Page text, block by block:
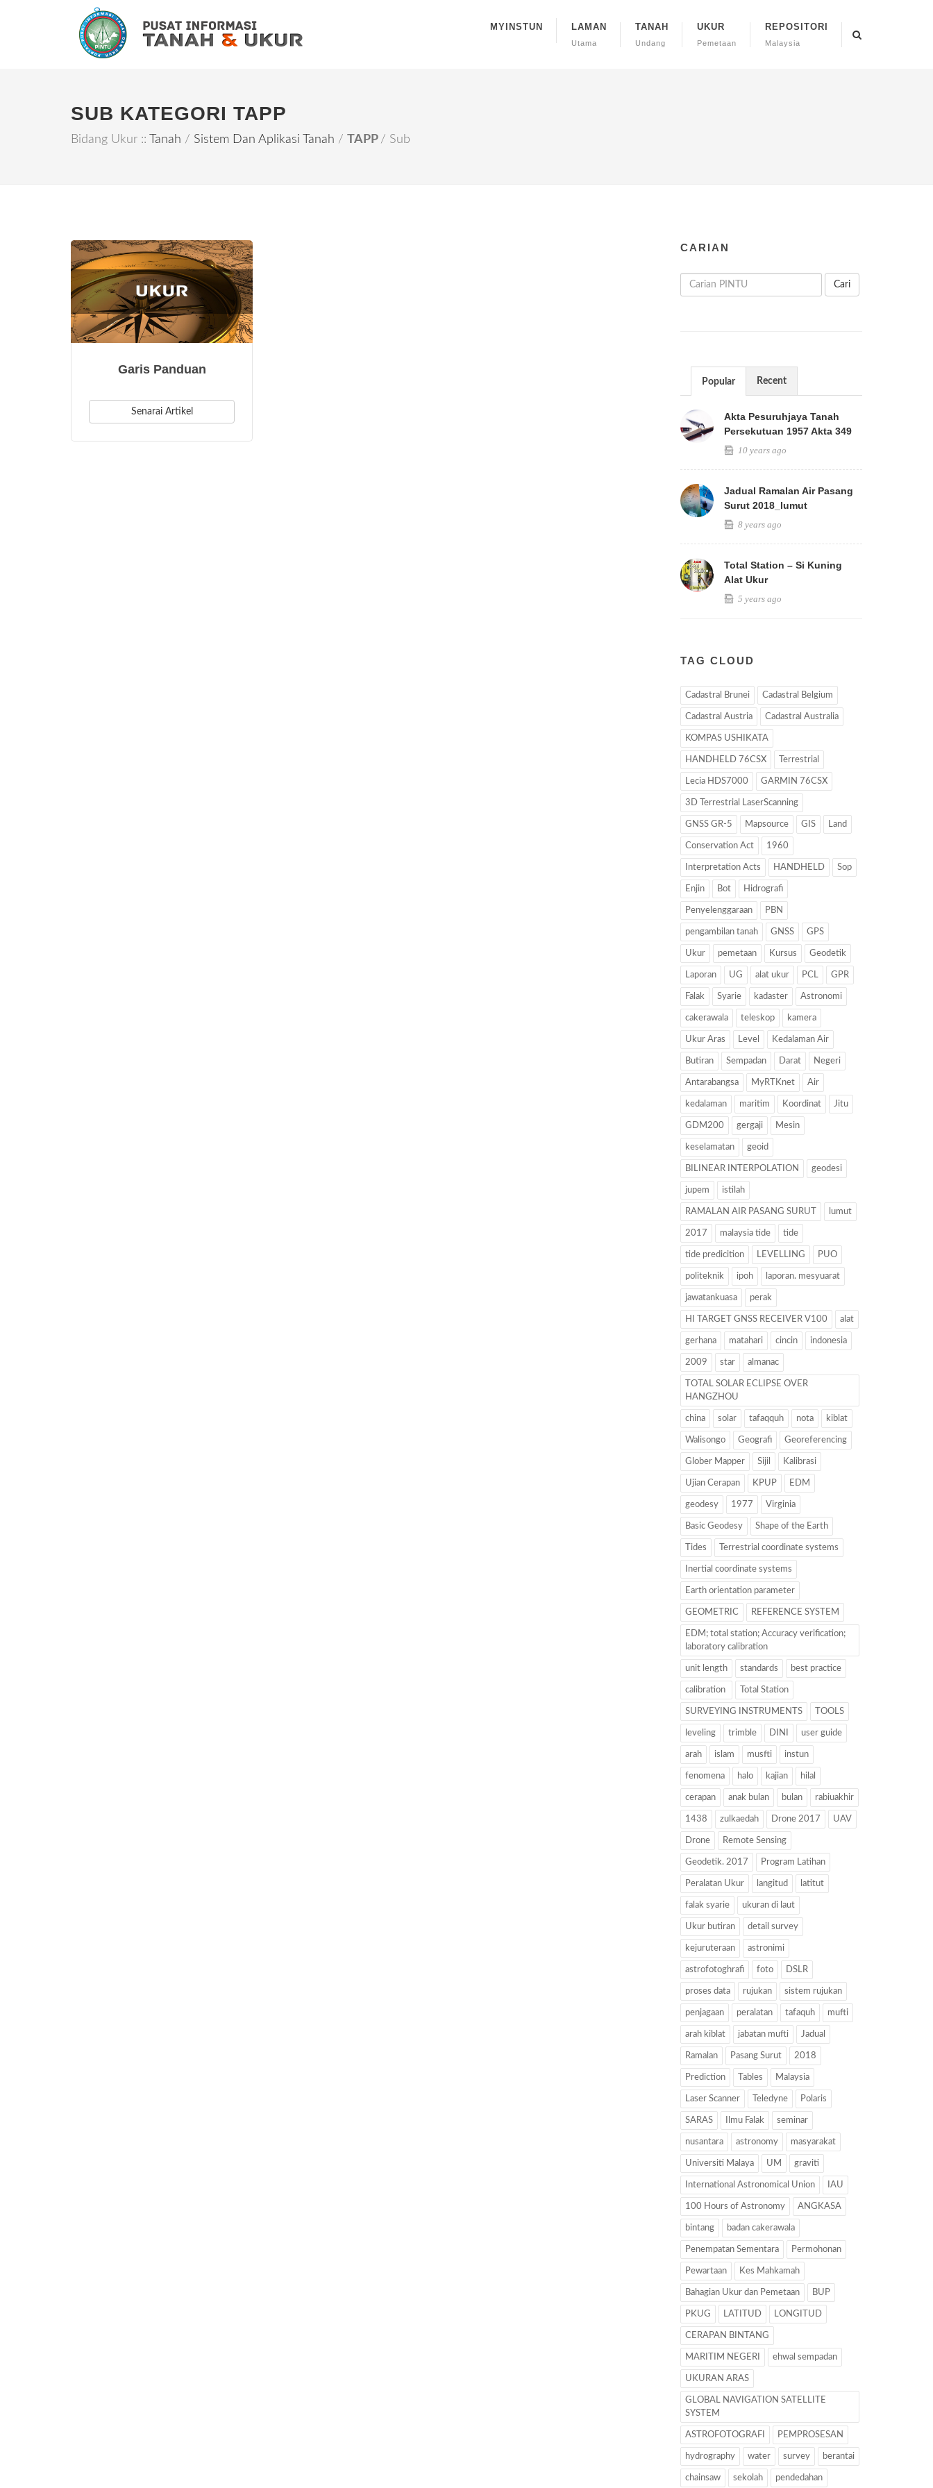
MYINSTUN LAMAN
Utama
TANAH
Undang
UKUR
Pemetaan
REPOSITORI
Malaysia
SUB KATEGORI TAPP
Bidang Ukur :: Tanah / Sistem Dan Aplikasi Tanah / TAPP / Sub
Garis Panduan
Senarai Artikel
CARIAN
Cari
Popular Recent
Akta Pesuruhjaya Tanah
Persekutuan 1957 Akta 349
10 years ago
Jadual Ramalan Air Pasang
Surut 2018_lumut
8 years ago
Total Station – Si Kuning
Alat Ukur
5 years ago
TAG CLOUD
Cadastral Brunei Cadastral Belgium
Cadastral Austria Cadastral Australia
KOMPAS USHIKATA
HANDHELD 76CSX Terrestrial
Lecia HDS7000 GARMIN 76CSX
3D Terrestrial LaserScanning
GNSS GR-5 Mapsource GIS Land
Conservation Act 1960
Interpretation Acts HANDHELD Sop
Enjin Bot Hidrografi
Penyelenggaraan PBN
pengambilan tanah GNSS GPS
Ukur pemetaan Kursus Geodetik
Laporan UG alat ukur PCL GPR
Falak Syarie kadaster Astronomi
cakerawala teleskop kamera
Ukur Aras Level Kedalaman Air
Butiran Sempadan Darat Negeri
Antarabangsa MyRTKnet Air
kedalaman maritim Koordinat Jitu
GDM200 gergaji Mesin
keselamatan geoid
BILINEAR INTERPOLATION geodesi
jupem istilah
RAMALAN AIR PASANG SURUT lumut
2017 malaysia tide tide
tide predicition LEVELLING PUO
politeknik ipoh laporan. mesyuarat
jawatankuasa perak
HI TARGET GNSS RECEIVER V100 alat
gerhana matahari cincin indonesia
2009 star almanac
TOTAL SOLAR ECLIPSE OVER
HANGZHOU
china solar tafaqquh nota kiblat
Walisongo Geografi Georeferencing
Glober Mapper Sijil Kalibrasi
Ujian Cerapan KPUP EDM
geodesy 1977 Virginia
Basic Geodesy Shape of the Earth
Tides Terrestrial coordinate systems
Inertial coordinate systems
Earth orientation parameter
GEOMETRIC REFERENCE SYSTEM
EDM; total station; Accuracy verification;
laboratory calibration
unit length standards best practice
calibration Total Station
SURVEYING INSTRUMENTS TOOLS
leveling trimble DINI user guide
arah islam musfti instun
fenomena halo kajian hilal
cerapan anak bulan bulan rabiuakhir
1438 zulkaedah Drone 2017 UAV
Drone Remote Sensing
Geodetik. 2017 Program Latihan
Peralatan Ukur langitud latitut
falak syarie ukuran di laut
Ukur butiran detail survey
kejuruteraan astronimi
astrofotoghrafi foto DSLR
proses data rujukan sistem rujukan
penjagaan peralatan tafaquh mufti
arah kiblat jabatan mufti Jadual
Ramalan Pasang Surut 2018
Prediction Tables Malaysia
Laser Scanner Teledyne Polaris
SARAS Ilmu Falak seminar
nusantara astronomy masyarakat
Universiti Malaya UM graviti
International Astronomical Union IAU
100 Hours of Astronomy ANGKASA
bintang badan cakerawala
Penempatan Sementara Permohonan
Pewartaan Kes Mahkamah
Bahagian Ukur dan Pemetaan BUP
PKUG LATITUD LONGITUD
CERAPAN BINTANG
MARITIM NEGERI ehwal sempadan
UKURAN ARAS
GLOBAL NAVIGATION SATELLITE
SYSTEM
ASTROFOTOGRAFI PEMPROSESAN
hydrography water survey berantai
chainsaw sekolah pendedahan